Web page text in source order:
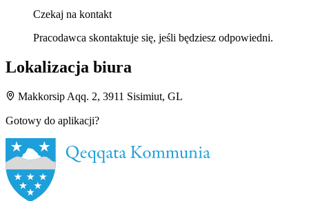
Czekaj na kontakt
Pracodawca skontaktuje się, jeśli będziesz odpowiedni.
Lokalizacja biura
Makkorsip Aqq. 2, 3911 Sisimiut, GL
Gotowy do aplikacji?